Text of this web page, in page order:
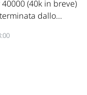
(40k in breve)
dallo...